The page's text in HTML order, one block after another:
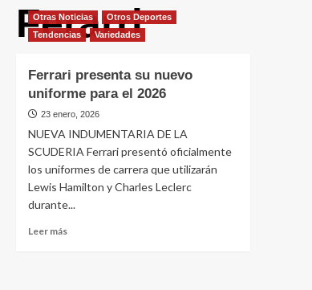
Ferarri
Otras Noticias
Otros Deportes
Tendencias
Variedades
Ferrari presenta su nuevo
uniforme para el 2026
23 enero, 2026
NUEVA INDUMENTARIA DE LA
SCUDERIA Ferrari presentó oficialmente
los uniformes de carrera que utilizarán
Lewis Hamilton y Charles Leclerc
durante...
Leer más